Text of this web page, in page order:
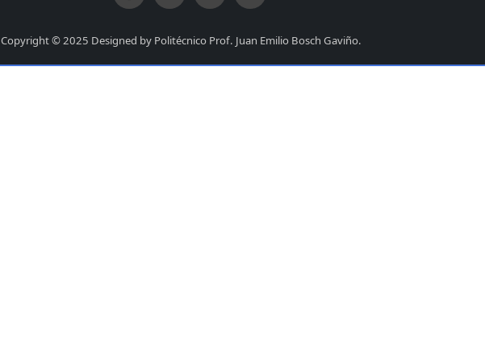
Copyright © 2025 Designed by Politécnico Prof. Juan Emilio Bosch Gaviño.